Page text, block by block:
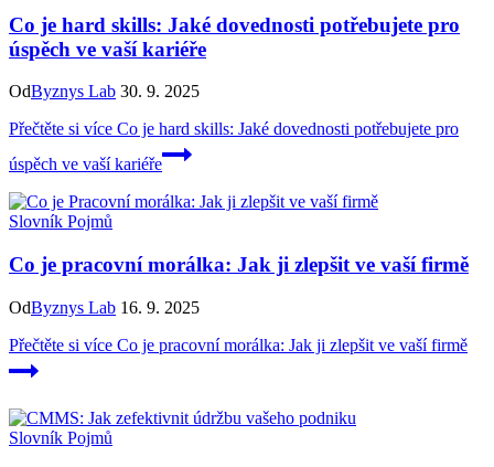
Co je hard skills: Jaké dovednosti potřebujete pro
úspěch ve vaší kariéře
OdByznys Lab 30. 9. 2025
Přečtěte si více Co je hard skills: Jaké dovednosti potřebujete pro
úspěch ve vaší kariéře
Slovník Pojmů
Co je pracovní morálka: Jak ji zlepšit ve vaší firmě
OdByznys Lab 16. 9. 2025
Přečtěte si více Co je pracovní morálka: Jak ji zlepšit ve vaší firmě
Slovník Pojmů